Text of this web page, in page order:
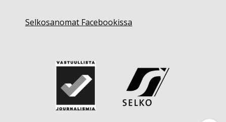
Selkosanomat Facebookissa